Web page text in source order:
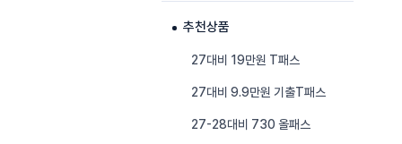
추천상품
27대비 19만원 T패스
27대비 9.9만원 기출T패스
27-28대비 730 올패스